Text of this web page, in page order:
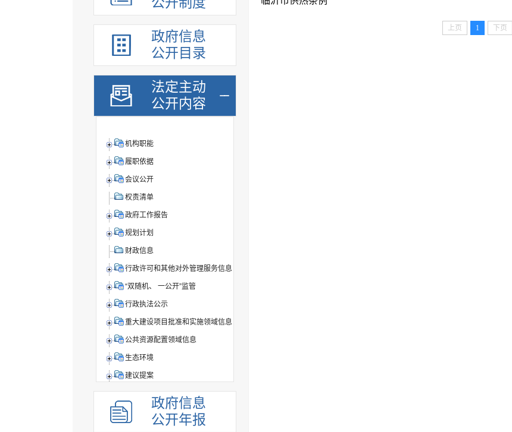
政府信息
公开目录
法定主动
公开内容
机构职能
履职依据
会议公开
权责清单
政府工作报告
规划计划
财政信息
行政许可和其他对外管理服务信息
“双随机、 一公开”监管
行政执法公示
重大建设项目批准和实施领域信息
公共资源配置领域信息
生态环境
建议提案
组织管理
应急管理
政府信息
公开年报
上页 1 下页